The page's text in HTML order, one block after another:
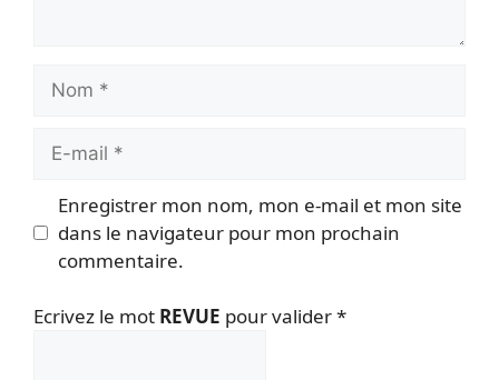
mail
Enregistrer mon nom, mon e-mail et mon site
dans le navigateur pour mon prochain
commentaire.
Ecrivez le mot REVUE pour valider*